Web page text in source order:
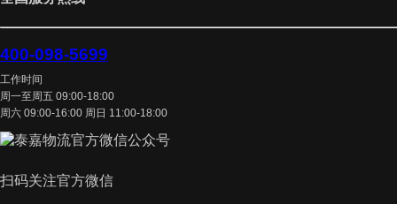
400-098-5699
工作时间
周一至周五 09:00-18:00
周六 09:00-16:00 周日 11:00-18:00
扫码关注官方微信